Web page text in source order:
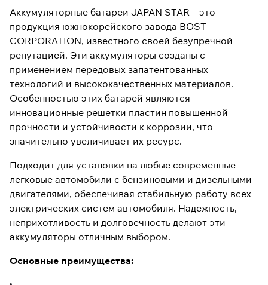
Аккумуляторные батареи JAPAN STAR – это
продукция южнокорейского завода BOST
CORPORATION, известного своей безупречной
репутацией. Эти аккумуляторы созданы с
применением передовых запатентованных
технологий и высококачественных материалов.
Особенностью этих батарей являются
инновационные решетки пластин повышенной
прочности и устойчивости к коррозии, что
значительно увеличивает их ресурс.
Подходит для установки на любые современные
легковые автомобили с бензиновыми и дизельными
двигателями, обеспечивая стабильную работу всех
электрических систем автомобиля. Надежность,
неприхотливость и долговечность делают эти
аккумуляторы отличным выбором.
Основные преимущества: